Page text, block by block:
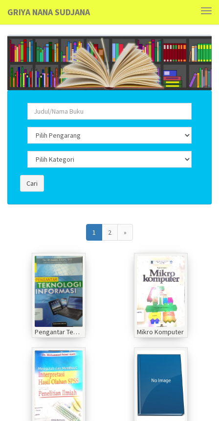
GRIYA NANA SUDJANA
Cari
1 2 »
Pengantar Teknologi Informasi Mikro Komputer